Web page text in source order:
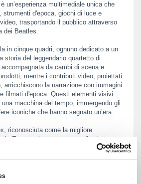
un’esperienza multimediale unica che
strumenti d'epoca, giochi di luce e
trasportando il pubblico attraverso
dei Beatles.
in cinque quadri, ognuno dedicato a un
storia del leggendario quartetto di
da cambi di scena e
mentre i contributi video, proiettati
arricchiscono la narrazione con immagini
filmati d'epoca. Questi elementi visivi
macchina del tempo, immergendo gli
iconiche che hanno segnato un’era.
riconosciuta come la migliore
in Europa, ricrea con straordinaria
che hanno reso immortali i Beatles.
impeccabile.